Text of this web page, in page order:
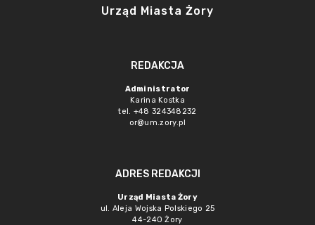
Urząd Miasta Żory
REDAKCJA
Administrator
Karina Kostka
tel. +48 324348232
or@um.zory.pl
ADRES REDAKCJI
Urząd Miasta Żory
ul. Aleja Wojska Polskiego 25
44-240 Żory